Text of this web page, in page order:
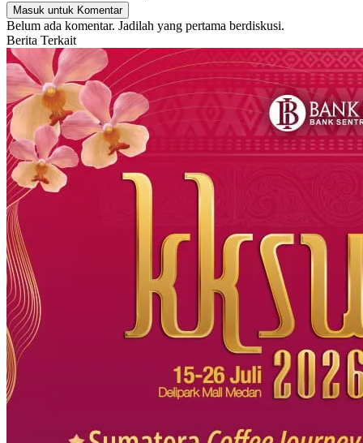
Masuk untuk Komentar
Belum ada komentar. Jadilah yang pertama berdiskusi.
Berita Terkait